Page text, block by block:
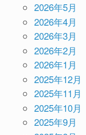
2026年5月
2026年4月
2026年3月
2026年2月
2026年1月
2025年12月
2025年11月
2025年10月
2025年9月